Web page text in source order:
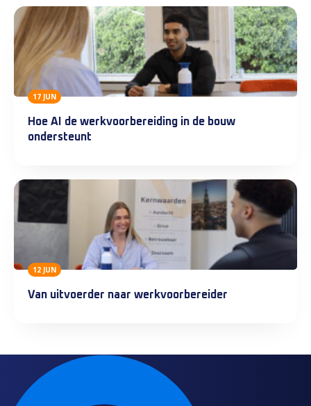
17 JUN
Hoe AI de werkvoorbereiding in de bouw
ondersteunt
12 JUN
Van uitvoerder naar werkvoorbereider